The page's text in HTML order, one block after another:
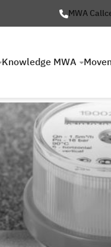
MWA
Knowledge MWA